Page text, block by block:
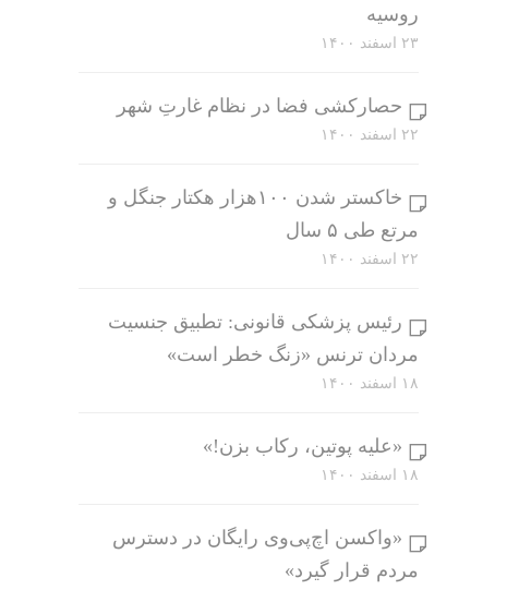
روسیه
۲۳ اسفند ۱۴۰۰
حصارکشی فضا در نظام غارتِ شهر
۲۲ اسفند ۱۴۰۰
خاکستر شدن ۱۰۰هزار هکتار جنگل و
مرتع طی ۵ سال
۲۲ اسفند ۱۴۰۰
رئیس پزشکی قانونی: تطبیق جنسیت
مردان ترنس «زنگ خطر است»
۱۸ اسفند ۱۴۰۰
«علیه پوتین، رکاب بزن!»
۱۸ اسفند ۱۴۰۰
«واکسن اچ‌پی‌وی رایگان در دسترس
مردم قرار گیرد»